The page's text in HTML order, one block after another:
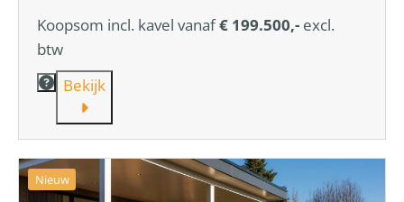
Koopsom incl. kavel vanaf€ 199.500,- excl.
btw
Bekijk
Nieuw